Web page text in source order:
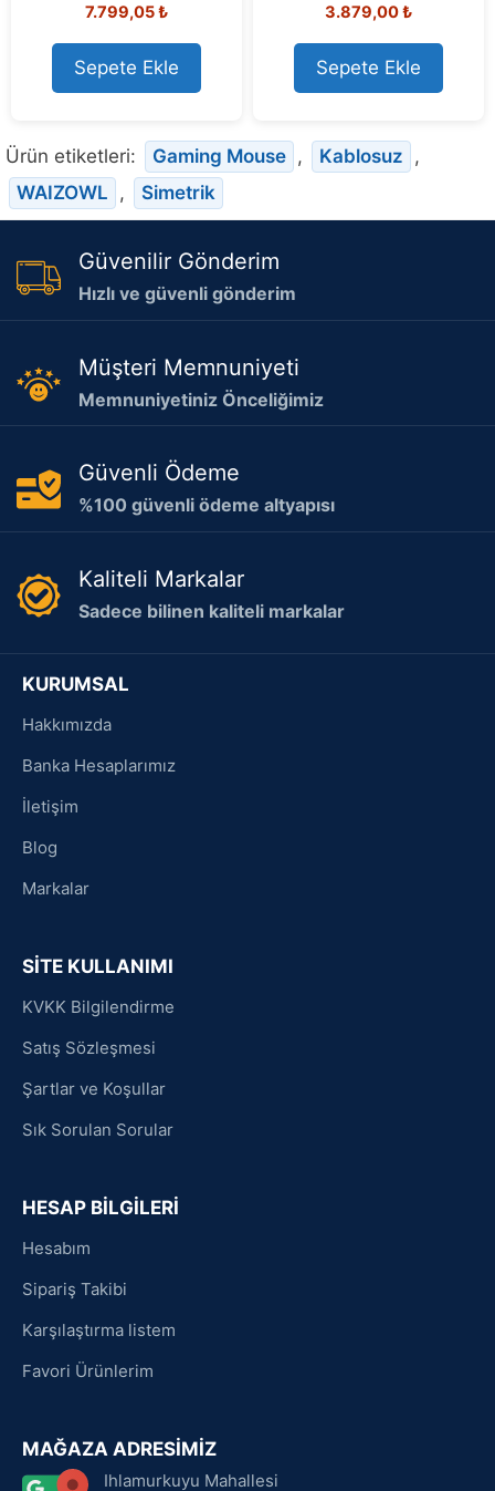
o
t
o
f
5
Orijinal
8.308,73 ₺.
7.799,05₺Mevcut
Sepete Ekle
out of 5
3.879,00₺
Sepete Ekle
Ürün etiketleri: Gaming Mouse , Kablosuz ,
WAIZOWL , Simetrik
Güvenilir Gönderim
Hızlı ve güvenli gönderim
Müşteri Memnuniyeti
Memnuniyetiniz Önceliğimiz
Güvenli Ödeme
%100 güvenli ödeme altyapısı
Kaliteli Markalar
Sadece bilinen kaliteli markalar
KURUMSAL
Hakkımızda
Banka Hesaplarımız
İletişim
Blog
Markalar
SİTE KULLANIMI
KVKK Bilgilendirme
Satış Sözleşmesi
Şartlar ve Koşullar
Sık Sorulan Sorular
HESAP BİLGİLERİ
Hesabım
Sipariş Takibi
Karşılaştırma listem
Favori Ürünlerim
MAĞAZA ADRESİMİZ
Ihlamurkuyu Mahallesi